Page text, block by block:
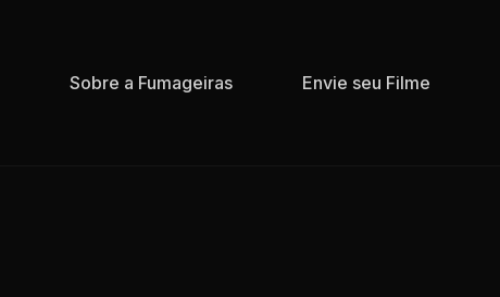
Sobre a Fumageiras Envie seu Filme